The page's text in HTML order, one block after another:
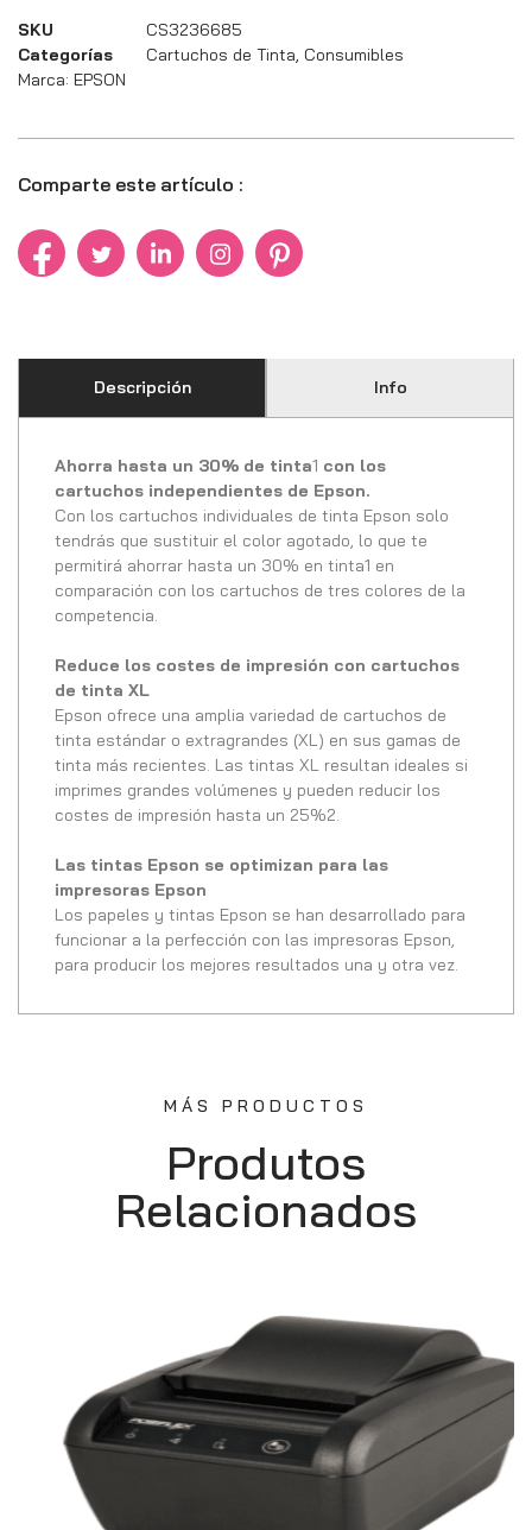
SKU
CS3236685
Categorías
Cartuchos de Tinta, Consumibles
Marca: EPSON
Comparte este artículo :
Descripción Info
Ahorra hasta un 30% de tinta1 con los
cartuchos independientes de Epson.
Con los cartuchos individuales de tinta Epson solo
tendrás que sustituir el color agotado, lo que te
permitirá ahorrar hasta un 30% en tinta1 en
comparación con los cartuchos de tres colores de la
competencia.
Reduce los costes de impresión con cartuchos
de tinta XL
Epson ofrece una amplia variedad de cartuchos de
tinta estándar o extragrandes (XL) en sus gamas de
tinta más recientes. Las tintas XL resultan ideales si
imprimes grandes volúmenes y pueden reducir los
costes de impresión hasta un 25%2.
Las tintas Epson se optimizan para las
impresoras Epson
Los papeles y tintas Epson se han desarrollado para
funcionar a la perfección con las impresoras Epson,
para producir los mejores resultados una y otra vez.
MÁS PRODUCTOS
Produtos
Relacionados